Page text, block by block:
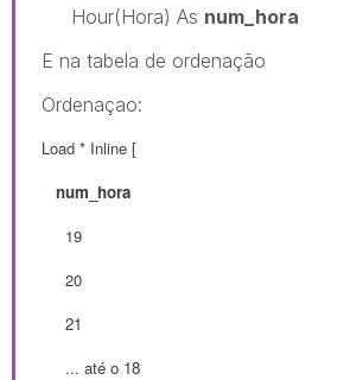
Hour(Hora) As num_hora
E na tabela de ordenação
Ordenaçao:
Load * Inline [
num_hora
19
20
21
... até o 18